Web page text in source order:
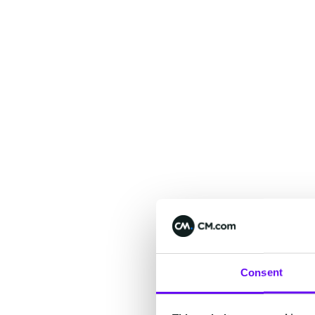
Consent